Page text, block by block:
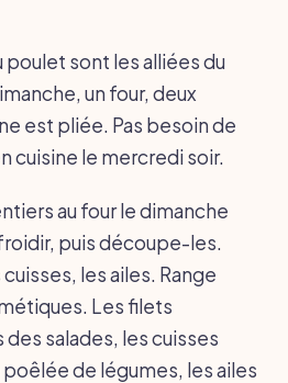
sont les alliées du
un four, deux
est pliée. Pas besoin de
cuisine le mercredi soir.
au four le dimanche
puis découpe-les.
les ailes. Range
Les filets
salades, les cuisses
de légumes, les ailes